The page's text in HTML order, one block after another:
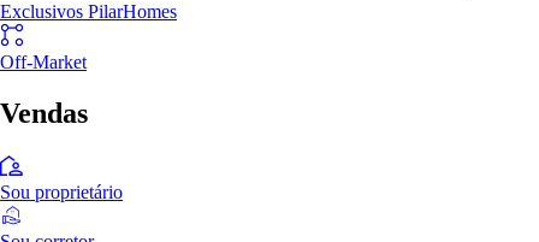
Exclusivos PilarHomes
Off-Market
Vendas
Sou proprietário